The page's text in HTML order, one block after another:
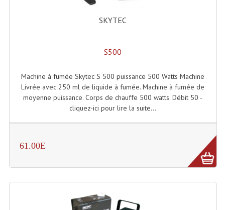
Enceintes Passives Sono
Retours De Scène
Caisson De Basse Amplifié
Enceintes Hifi
SKYTEC
S500
Machine à fumée Skytec S 500 puissance 500 Watts Machine
Livrée avec 250 ml de liquide à fumée. Machine à fumée de
moyenne puissance. Corps de chauffe 500 watts. Débit 50 -
cliquez-ici pour lire la suite...
61.00E